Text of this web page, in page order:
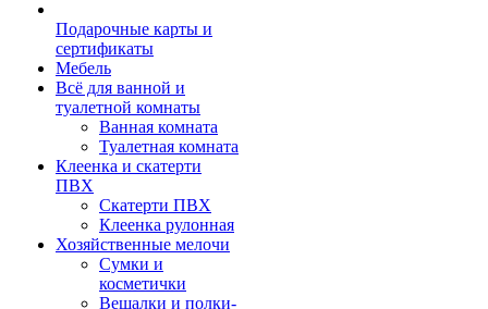
Подарочные карты и
сертификаты
Мебель
Всё для ванной и
туалетной комнаты
Ванная комната
Туалетная комната
Клеенка и скатерти
ПВХ
Скатерти ПВХ
Клеенка рулонная
Хозяйственные мелочи
Сумки и
косметички
Вешалки и полки-